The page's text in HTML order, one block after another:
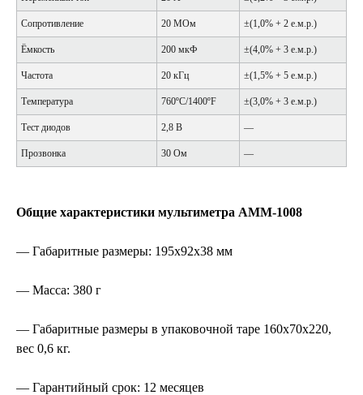
Сопротивление 20 МОм ±(1,0% + 2 е.м.р.)
Ёмкость 200 мкФ ±(4,0% + 3 е.м.р.)
Частота 20 кГц ±(1,5% + 5 е.м.р.)
Температура 760ºC/1400ºF ±(3,0% + 3 е.м.р.)
Тест диодов 2,8 В —
Прозвонка 30 Ом —
Общие характеристики мультиметра АММ-1008
— Габаритные размеры: 195х92х38 мм
— Масса: 380 г
— Габаритные размеры в упаковочной таре 160х70х220,
вес 0,6 кг.
— Гарантийный срок: 12 месяцев